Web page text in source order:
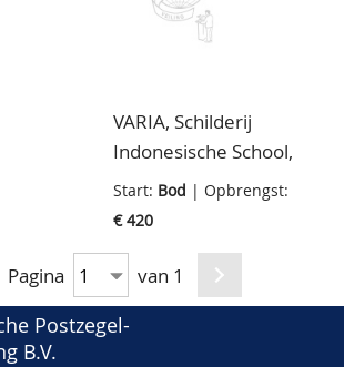
table
VARIA, Schilderij
Indonesische School,
portret van De
Gouverneur Generaal
met erelint van orde,
olieverf op doek,
90x72cm
Start: Bod | Opbrengst:
€ 420
Pagina van 1
Postzegel-
B.V.